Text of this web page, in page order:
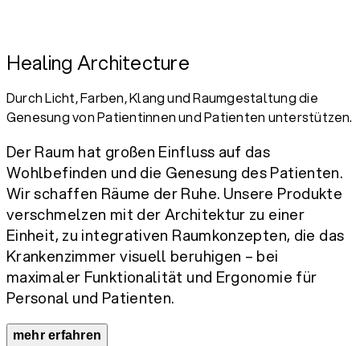
Healing Architecture
Durch Licht, Farben, Klang und Raumgestaltung die
Genesung von Patientinnen und Patienten unterstützen.
Der Raum hat großen Einfluss auf das
Wohlbefinden und die Genesung des Patienten.
Wir schaffen Räume der Ruhe. Unsere Produkte
verschmelzen mit der Architektur zu einer
Einheit, zu integrativen Raumkonzepten, die das
Krankenzimmer visuell beruhigen – bei
maximaler Funktionalität und Ergonomie für
Personal und Patienten.
mehr erfahren